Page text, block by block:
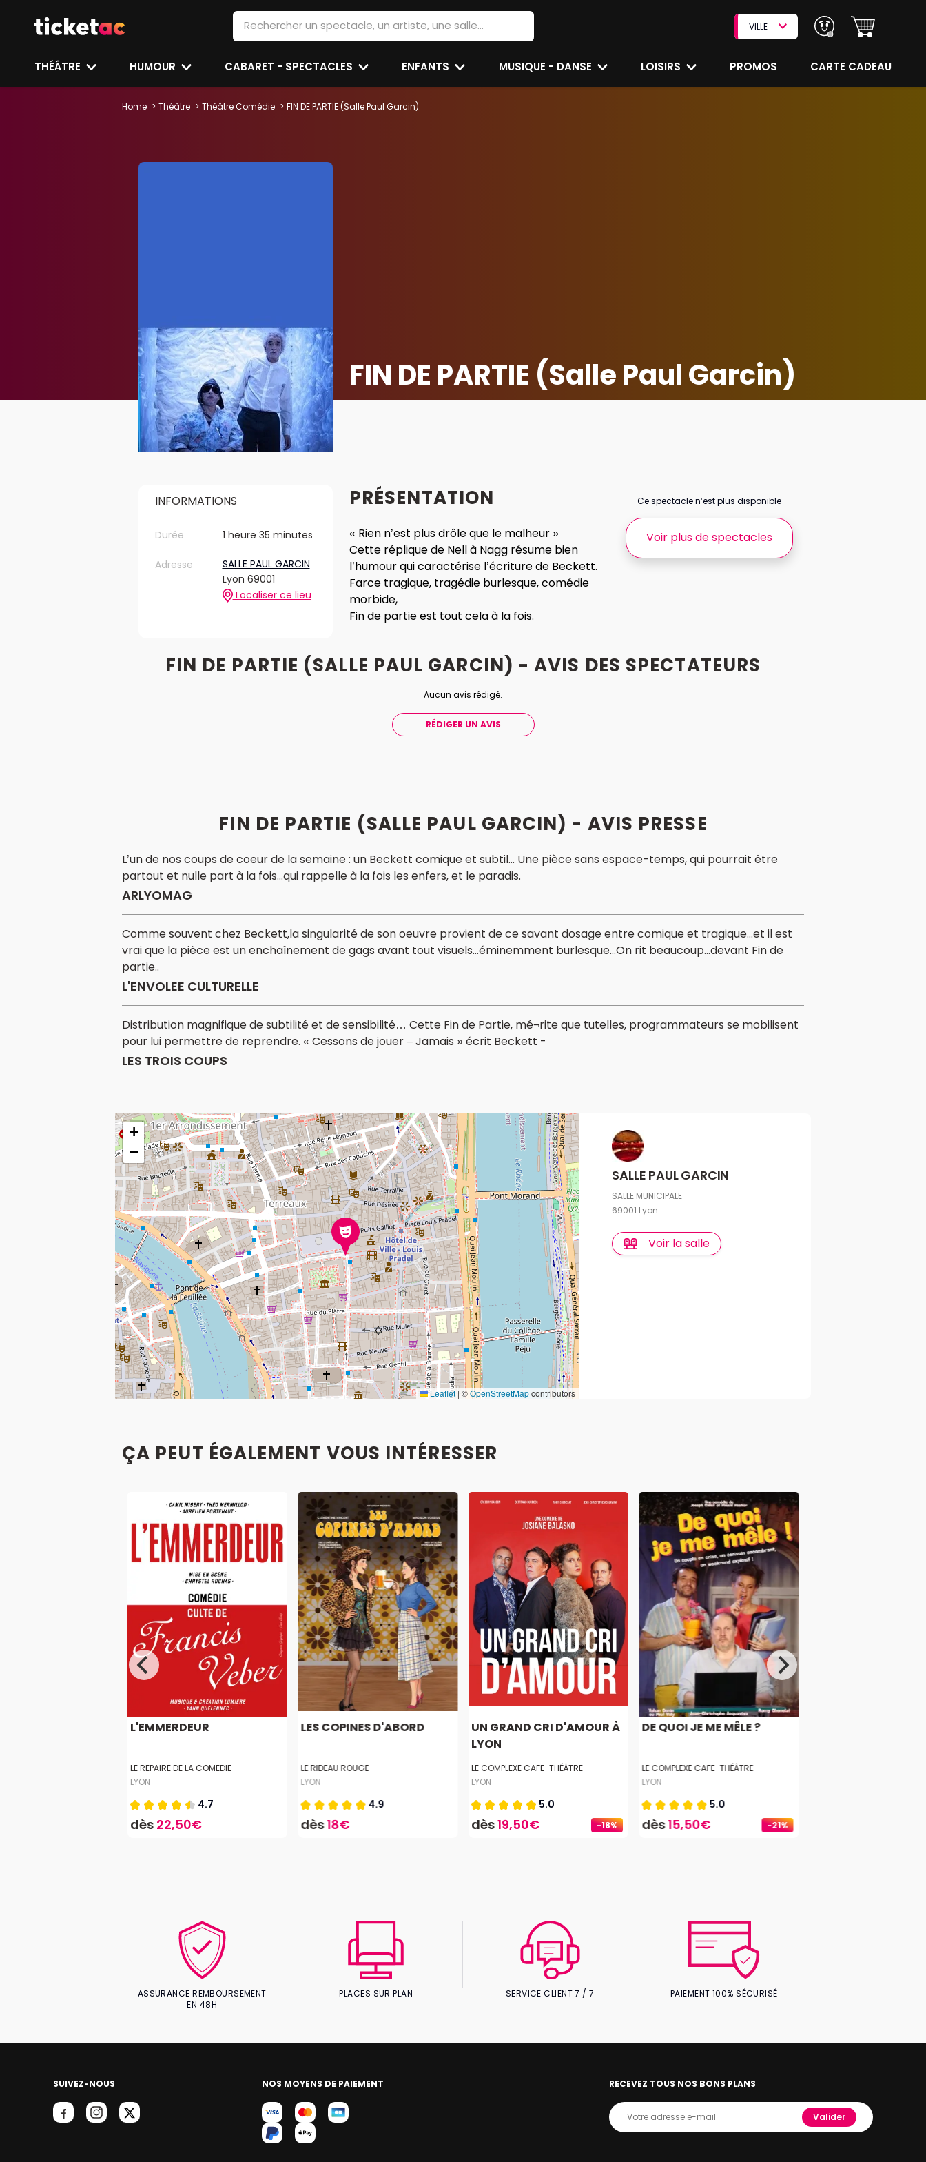
VILLE
THÉÂTRE HUMOUR CABARET - SPECTACLES ENFANTS MUSIQUE - DANSE LOISIRS PROMOS CARTE CADEAU
Home Théâtre Théâtre Comédie FIN DE PARTIE (Salle Paul Garcin)
FIN DE PARTIE (Salle Paul Garcin)
INFORMATIONS
Durée 1 heure 35 minutes
Adresse
SALLE PAUL GARCIN
Lyon 69001
Localiser ce lieu
PRÉSENTATION
« Rien n’est plus drôle que le malheur »
Cette réplique de Nell à Nagg résume bien
l’humour qui caractérise l’écriture de Beckett.
Farce tragique, tragédie burlesque, comédie
morbide,
Fin de partie est tout cela à la fois.
Ce spectacle n’est plus disponible
Voir plus de spectacles
FIN DE PARTIE (SALLE PAUL GARCIN) - AVIS DES SPECTATEURS
Aucun avis rédigé.
RÉDIGER UN AVIS
FIN DE PARTIE (SALLE PAUL GARCIN) - AVIS PRESSE
L’un de nos coups de coeur de la semaine : un Beckett comique et subtil... Une pièce sans espace-temps, qui pourrait être
partout et nulle part à la fois...qui rappelle à la fois les enfers, et le paradis.
ARLYOMAG
Comme souvent chez Beckett,la singularité de son oeuvre provient de ce savant dosage entre comique et tragique...et il est
vrai que la pièce est un enchaînement de gags avant tout visuels...éminemment burlesque...On rit beaucoup...devant Fin de
partie..
L'ENVOLEE CULTURELLE
Distribution magnifique de subtilité et de sensibilité… Cette Fin de Partie, mé¬rite que tutelles, programmateurs se mobilisent
pour lui permettre de reprendre. « Cessons de jouer – Jamais » écrit Beckett -
LES TROIS COUPS
+
−
Leaflet | ©OpenStreetMapcontributors
SALLE PAUL GARCIN
SALLE MUNICIPALE
69001 Lyon
Voir la salle
ÇA PEUT ÉGALEMENT VOUS INTÉRESSER
L'EMMERDEUR
LE REPAIRE DE LA COMEDIE
LYON
4.7
dès 22,50€
LES COPINES D'ABORD
LE RIDEAU ROUGE
LYON
4.9
dès18€ -18%
UN GRAND CRI D'AMOUR À
LYON
LE COMPLEXE CAFE-THÉÂTRE
LYON
5.0
dès19,50€ -21%
DE QUOI JE ME MÊLE ?
LE COMPLEXE CAFE-THÉÂTRE
LYON
5.0
dès15,50€
ASSURANCE REMBOURSEMENT
EN 48H
PLACES SUR PLAN SERVICE CLIENT 7 / 7 PAIEMENT 100% SÉCURISÉ
SUIVEZ-NOUS NOS MOYENS DE PAIEMENT RECEVEZ TOUS NOS BONS PLANS
Valider